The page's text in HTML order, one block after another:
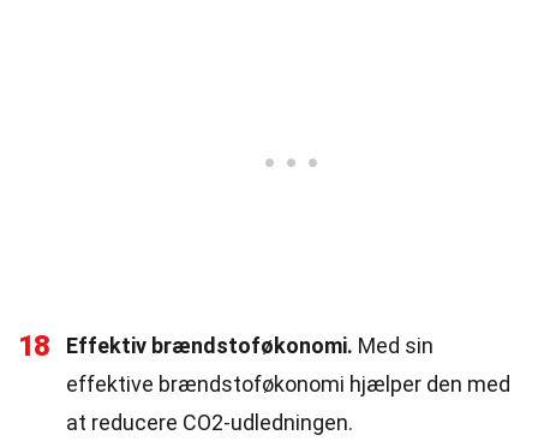
18 Effektiv brændstoføkonomi. Med sin
effektive brændstoføkonomi hjælper den med
at reducere CO2-udledningen.